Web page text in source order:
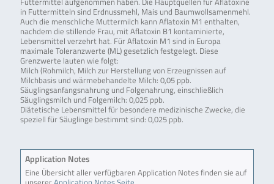
in Futtermitteln sind Erdnussmehl, Mais und Baumwollsamenmehl.
Auch die menschliche Muttermilch kann Aflatoxin M1 enthalten,
nachdem die stillende Frau, mit Aflatoxin B1 kontaminierte,
Lebensmittel verzehrt hat. Für Aflatoxin M1 sind in Europa
maximale Toleranzwerte (ML) gesetzlich festgelegt. Diese
Grenzwerte lauten wie folgt:
Milch (Rohmilch, Milch zur Herstellung von Erzeugnissen auf
Milchbasis und wärmebehandelte Milch: 0,05 ppb.
Säuglingsanfangsnahrung und Folgenahrung, einschließlich
Säuglingsmilch und Folgemilch: 0,025 ppb.
Diätetische Lebensmittel für besondere medizinische Zwecke, die
speziell für Säuglinge bestimmt sind: 0,025 ppb.
Application Notes
Eine Übersicht aller verfügbaren Application Notes finden sie auf